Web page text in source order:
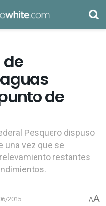
de
de
Pesquero dispuso
una vez que se
restantes
2015 AA